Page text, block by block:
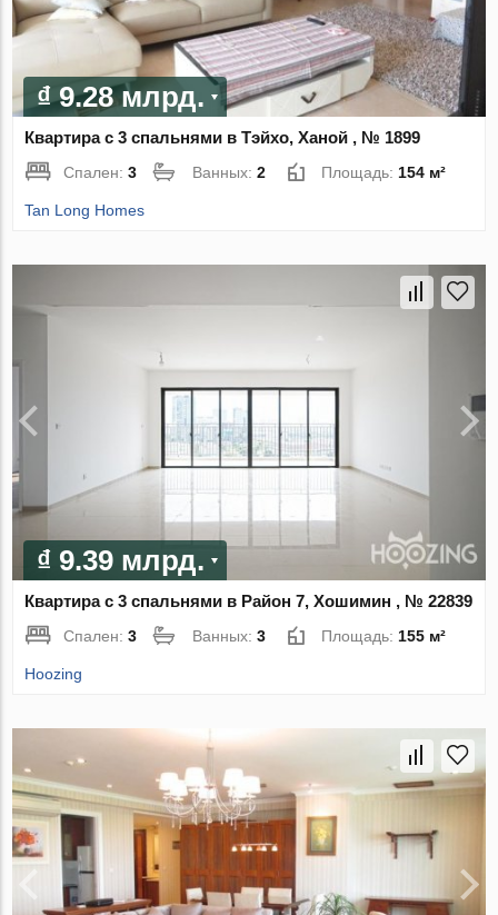
₫ 9.28 млрд.
Квартира с 3 спальнями в Тэйхо, Ханой , № 1899
Спален:3 Ванных:2 Площадь:154 м²
Tan Long Homes
₫ 9.39 млрд.
Квартира с 3 спальнями в Район 7, Хошимин , № 22839
Спален:3 Ванных:3 Площадь: 155 м²
Hoozing